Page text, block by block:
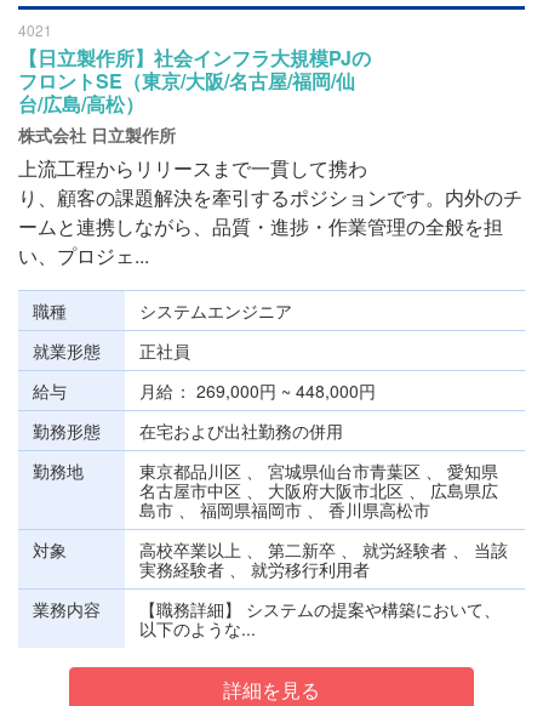
4021
【日立製作所】社会インフラ大規模PJの
フロントSE（東京/大阪/名古屋/福岡/仙
台/広島/高松）
株式会社 日立製作所
上流工程からリリースまで一貫して携わ
り、顧客の課題解決を牽引するポジションです。内外のチ
ームと連携しながら、品質・進捗・作業管理の全般を担
い、プロジェ...
職種
システムエンジニア
就業形態
正社員
給与
月給
269,000円 ~ 448,000円
勤務形態
在宅および出社勤務の併用
勤務地
東京都品川区 、 宮城県仙台市青葉区 、 愛知県
名古屋市中区 、 大阪府大阪市北区 、 広島県広
島市 、 福岡県福岡市 、 香川県高松市
対象
高校卒業以上 、 第二新卒 、 就労経験者 、 当該
実務経験者 、 就労移行利用者
業務内容
【職務詳細】 システムの提案や構築において、
以下のような...
詳細を見る